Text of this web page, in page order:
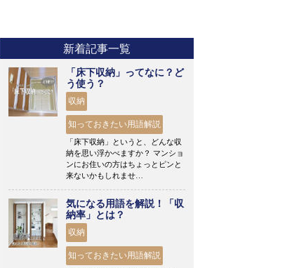
新着記事一覧
「床下収納」ってなに？ど
う使う？
収納
知っておきたい用語解説
「床下収納」というと、どんな収
納を思い浮かべますか？ マンショ
ンにお住いの方はちょっとピンと
来ないかもしれませ…
気になる用語を解説！「収
納率」とは？
収納
知っておきたい用語解説